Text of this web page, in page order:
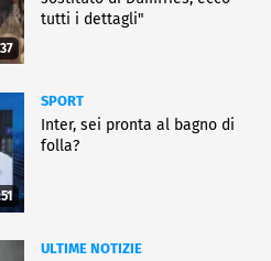
tutti i dettagli"
SPORT
Inter, sei pronta al bagno di
folla?
ULTIME NOTIZIE